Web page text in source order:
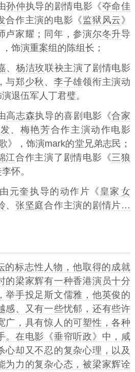
孙仲执导的剧情电影《夺命佳
合作主演的电影《 监狱风云》
卢家耀；同年，参演尔冬升导
饰演重案组的陈组长；
、杨洁玫联袂主演了剧情电影
与郑少秋 、 李子雄领衔主演动
退伍军人丁君璧。
高志森执导的喜剧电影《合家
、 梅艳芳合作主演动作电影
》，饰演mark的堂兄弟志民；
江合作主演了剧情电影《三狼
怀。
元奎执导的动作片《 皇家
、张坚庭合作主演的 剧情片…
的标志性人物，他取得的成就
的梁家辉有一种香港演员十分
举手投足斯文儒雅，他英俊的
感、又有一些忧郁，还有些许
广，具有惊人的可塑性，各种
。在电影《垂帘听政》中，咸
心却又不忍的复杂心理，以及
为力的复杂心态，被梁家辉诠